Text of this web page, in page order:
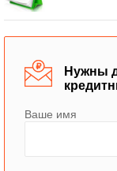
Нужны
Ваше имя